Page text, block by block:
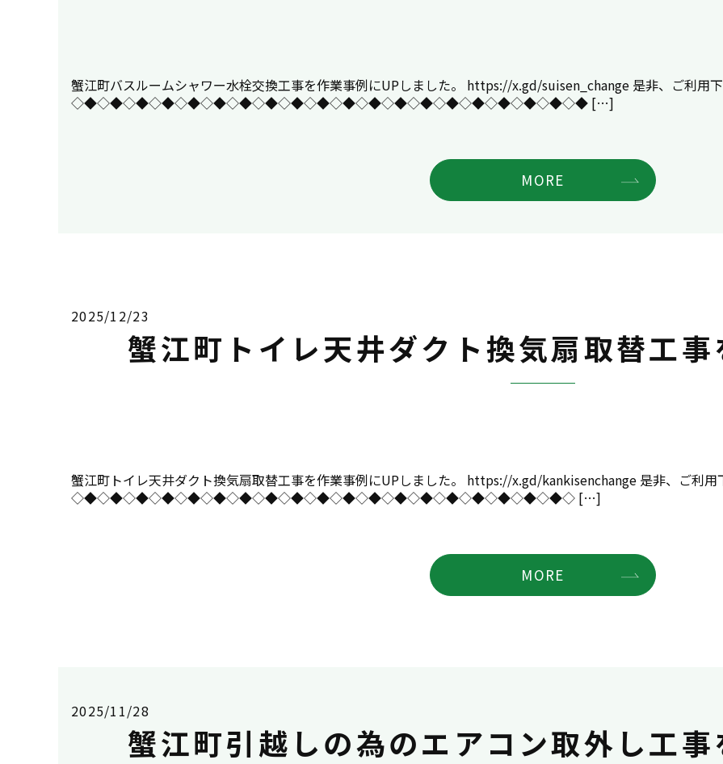
蟹江町バスルームシャワー水栓交換工事を作業事例にUPしました。 https://x.gd/suisen_change 是非、ご利用下
◇◆◇◆◇◆◇◆◇◆◇◆◇◆◇◆◇◆◇◆◇◆◇◆◇◆◇◆◇◆◇◆◇◆◇◆◇◆◇◆ […]
MORE
2025/12/23
蟹江町トイレ天井ダクト換気扇取替工
蟹江町トイレ天井ダクト換気扇取替工事を作業事例にUPしました。 https://x.gd/kankisenchange 是非、ご利用
◇◆◇◆◇◆◇◆◇◆◇◆◇◆◇◆◇◆◇◆◇◆◇◆◇◆◇◆◇◆◇◆◇◆◇◆◇◆◇ […]
MORE
2025/11/28
蟹江町引越しの為のエアコン取外し工